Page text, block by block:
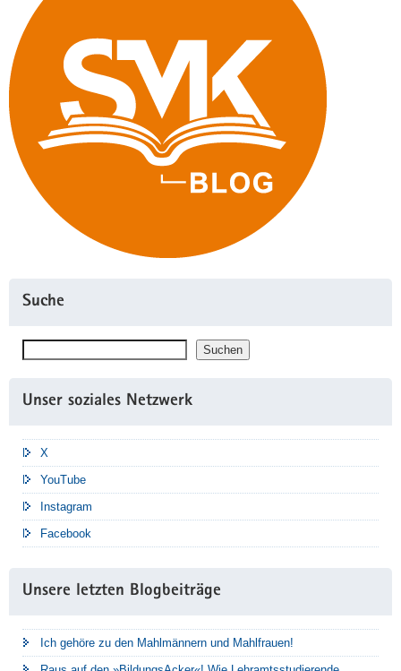
Suche
Suchen
Unser soziales Netzwerk
X
YouTube
Instagram
Facebook
Unsere letzten Blogbeiträge
Ich gehöre zu den Mahlmännern und Mahlfrauen!